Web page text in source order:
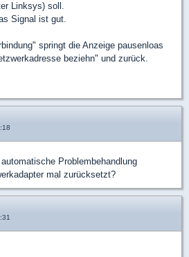
Linksys) soll.
Signal ist gut.
springt die Anzeige pausenloas
beziehn" und zurück.
Problembehandlung
mal zurücksetzt?